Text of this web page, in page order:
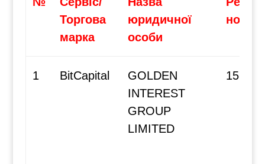
Торгова
марка
юридичної
особи
1 BitCapital
GOLDEN
INTEREST
GROUP
LIMITED